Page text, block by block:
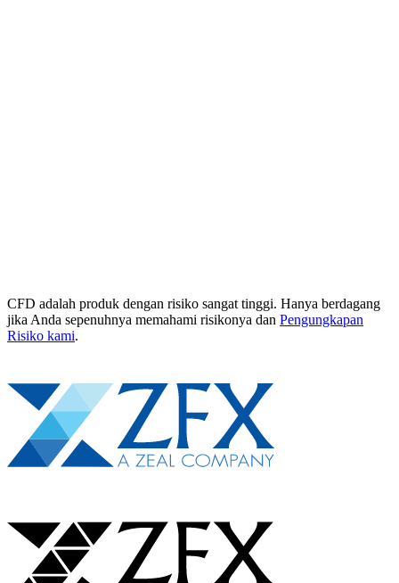
CFD adalah produk dengan risiko sangat tinggi. Hanya berdagang
jika Anda sepenuhnya memahami risikonya dan Pengungkapan
Risiko kami.